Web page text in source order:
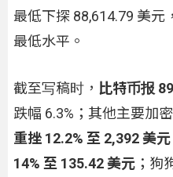
最低下探 88,614.79 美元
最低水平。
截至写稿时， 比特币报
跌幅 6.3%；其他主要加
重挫 12.2% 至 2,392 美元
14% 至 135.42 美元；狗